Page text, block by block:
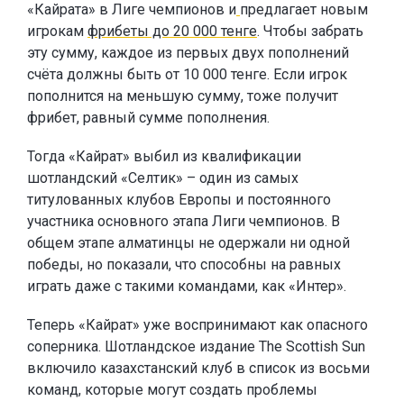
«Кайрата» в Лиге чемпионов и предлагает новым
игрокам фрибеты до 20 000 тенге. Чтобы забрать
эту сумму, каждое из первых двух пополнений
счёта должны быть от 10 000 тенге. Если игрок
пополнится на меньшую сумму, тоже получит
фрибет, равный сумме пополнения.
Тогда «Кайрат» выбил из квалификации
шотландский «Селтик» – один из самых
титулованных клубов Европы и постоянного
участника основного этапа Лиги чемпионов. В
общем этапе алматинцы не одержали ни одной
победы, но показали, что способны на равных
играть даже с такими командами, как «Интер».
Теперь «Кайрат» уже воспринимают как опасного
соперника. Шотландское издание The Scottish Sun
включило казахстанский клуб в список из восьми
команд, которые могут создать проблемы